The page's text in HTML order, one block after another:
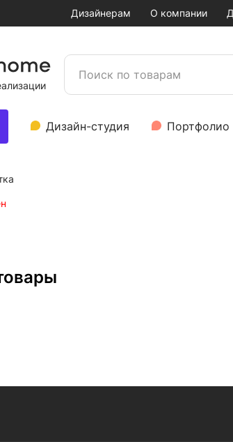
Дизайнерам О компании
Дизайн-студия Портфолио